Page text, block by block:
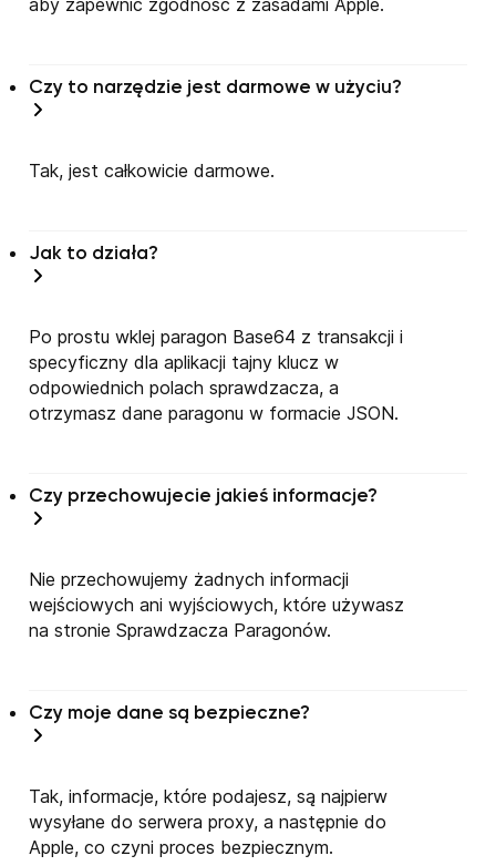
aby zapewnić zgodność z zasadami Apple.
Czy to narzędzie jest darmowe w użyciu?
Tak, jest całkowicie darmowe.
Jak to działa?
Po prostu wklej paragon Base64 z transakcji i
specyficzny dla aplikacji tajny klucz w
odpowiednich polach sprawdzacza, a
otrzymasz dane paragonu w formacie JSON.
Czy przechowujecie jakieś informacje?
Nie przechowujemy żadnych informacji
wejściowych ani wyjściowych, które używasz
na stronie Sprawdzacza Paragonów.
Czy moje dane są bezpieczne?
Tak, informacje, które podajesz, są najpierw
wysyłane do serwera proxy, a następnie do
Apple, co czyni proces bezpiecznym.